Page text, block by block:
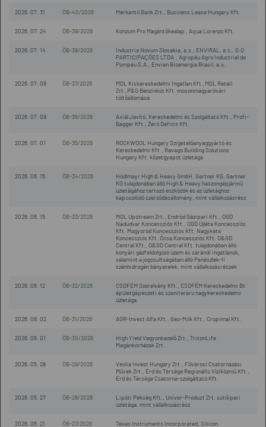
2026. 07. 31 ÖB-40/2026 Merkantil Bank Zrt., Business Lease Hungary Kft.
2026. 07. 24 ÖB-39/2026 Konzum Pro Magántőkealap , Aqua Lorenzo Kft.
2026. 07. 14 ÖB-38/2026
Industria Novum Slovakia, a.s., ENVIRAL, a.s., G.O
PARTICIPAÇÕES LTDA., Agropéu Agro Industrial de
Pompéu S.A., Envien Bioenergia Brasil, a.s.
2026. 07. 09 ÖB-37/2026
MOL Kiskereskedelmi Ingatlan Kft.,MOL Retail
Zrt.,P&G Benzinkút Kft. mosonmagyaróvári
töltőállomása
2026. 07. 09 ÖB-36/2026
Axiál Javító, Kereskedelmi és Szolgáltató Kft., Profi-
Bagger Kft., Zéró Deficit Kft.
2026. 07. 01 ÖB-35/2026
ROCKWOOL Hungary Szigetelőanyaggyártó és
Kereskedelmi Kft., Ravago Building Solutions
Hungary Kft. kőzetgyapot üzletága
2026. 06. 15 ÖB-34/2026
Hödlmayr High & Heavy GmbH, Gartner KG, Gartner
KG tulajdonában álló High & Heavy haszongépjármű
üzletágához tartozó eszközök és az üzletághoz
kapcsolódó szerződésállomány, mint vállalkozásrész
2026. 06. 15 ÖB-33/2026
MOL Upstream Zrt., Endrőd Gázipari Kft., OGD
Nádudvar Koncessziós Kft., OGD Újléta Koncessziós
Kft. Mogyoród Koncessziós Kft. Nagykáta
Koncessziós Kft. Ócsa Koncessziós Kft. O&GD
Central Kft., O&GD Central Kft. tulajdonában álló
konyári gázfeldolgozó üzem és sárándi ingatlanok,
valamint a jogosultságában álló Penészlek-II
szénhidrogén bányatelek, mint vállalkozásrészek
2026. 06. 12 ÖB-32/2026
CSOFÉM Szerelvény Kft., CSOFÉM Kereskedelmi Bt.
épületgépészeti és szaniteráru nagykereskedelmi
üzletága
2026. 06. 02 ÖB-31/2026 AGR-Invest Alfa Kft., Geo-Milk Kft., Cropimal Kft.
2026. 06. 01 ÖB-30/2026
High Yield Vagyonkezelő Zrt., TritonLife
Magánkórházak Zrt.
2026. 05. 28 ÖB-29/2026
Veolia Invest Hungary Zrt., Fővárosi Csatornázási
Művek Zrt., Érd és Térsége Regionális Víziközmű Kft.,
Érd és Térsége Csatorna-szolgáltató Kft.
2026. 05. 27 ÖB-28/2026
Lipóti Pékség Kft., Univer-Product Zrt. sütőipari
üzletága, mint vállalkozásrész
2026. 05. 21 ÖB-27/2026
Texas Instruments Incorporated, Silicon